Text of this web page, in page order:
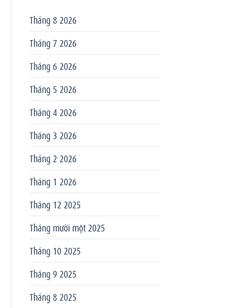
Tháng 8 2026
Tháng 7 2026
Tháng 6 2026
Tháng 5 2026
Tháng 4 2026
Tháng 3 2026
Tháng 2 2026
Tháng 1 2026
Tháng 12 2025
Tháng mười một 2025
Tháng 10 2025
Tháng 9 2025
Tháng 8 2025